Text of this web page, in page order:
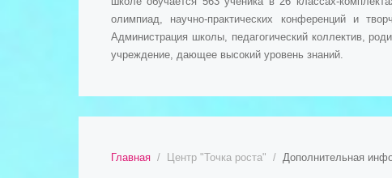
олимпиад, научно-практических конференций и
Администрация школы, педагогический коллектив,
учреждение, дающее высокий уровень знаний.
Главная Центр "Точка роста" Дополнительная